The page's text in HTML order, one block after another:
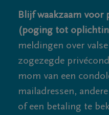
Blijf waakzaam voor
(poging tot
meldingen over
zogezegde
mom van een
mailadressen,
of een betaling te